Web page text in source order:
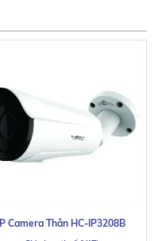
IP Camera Thân HC-IP3208B